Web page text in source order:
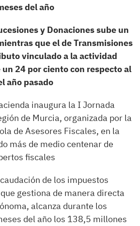
del año
y Donaciones sube un
que el de Transmisiones
vinculado a la actividad
24 por ciento con respecto al
año pasado
inaugura la I Jornada
de Murcia, organizada por la
de Asesores Fiscales, en la
más de medio centenar de
fiscales
de los impuestos
gestiona de manera directa
alcanza durante los
del año los 138,5 millones